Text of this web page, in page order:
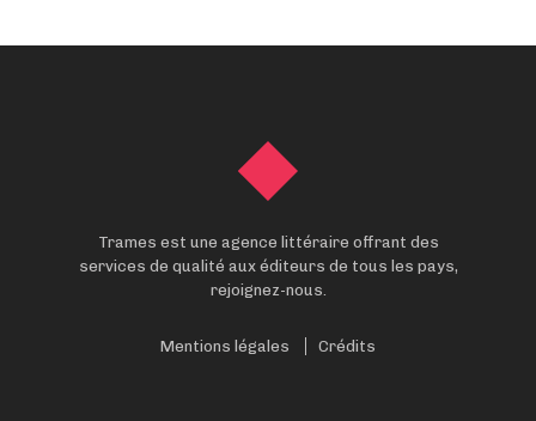
Trames est une agence littéraire offrant des
services de qualité aux éditeurs de tous les pays,
rejoignez-nous.
Mentions légales Crédits